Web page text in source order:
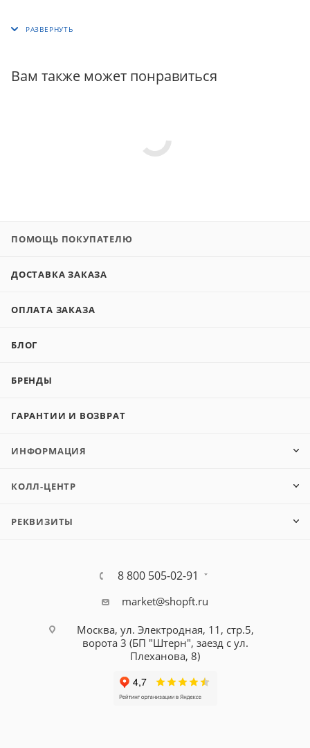
Вам также может понравиться
ПОМОЩЬ ПОКУПАТЕЛЮ
ДОСТАВКА ЗАКАЗА
ОПЛАТА ЗАКАЗА
БЛОГ
БРЕНДЫ
ГАРАНТИИ И ВОЗВРАТ
ИНФОРМАЦИЯ
КОЛЛ-ЦЕНТР
РЕКВИЗИТЫ
8 800 505-02-91
market@shopft.ru
Москва, ул. Электродная, 11, стр.5,
ворота 3 (БП "Штерн", заезд с ул.
Плеханова, 8)